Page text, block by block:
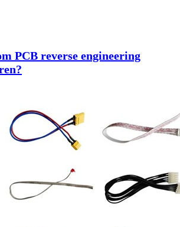
PCB reverse engineering